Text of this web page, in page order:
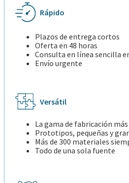
Rápido
Plazos de entrega cortos
Oferta en 48 horas
Consulta en línea sencilla
Envío urgente
Versátil
La gama de fabricación
Prototipos, pequeñas y
Más de 300 materiales
Todo de una sola fuente